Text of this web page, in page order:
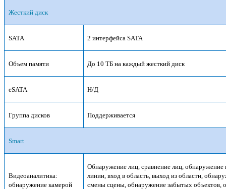
Жесткий диск
SATA 2 интерфейса SATA
Объем памяти До 10 ТБ на каждый жесткий диск
eSATA Н/Д
Группа дисков Поддерживается
Smart
Видеоаналитика:
обнаружение камерой
Обнаружение лиц, сравнение лиц,
линии, вход в область, выход из области,
смены сцены, обнаружение забытых объектов,